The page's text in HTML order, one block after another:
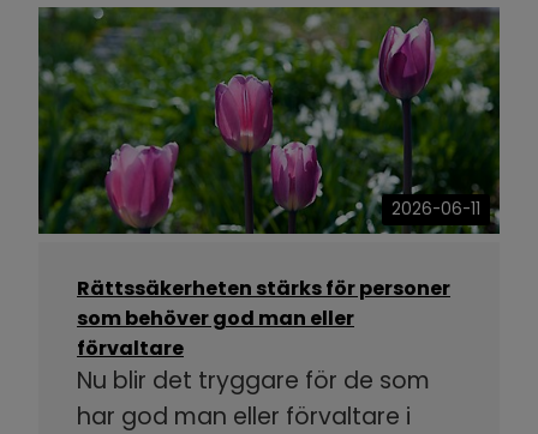
2026-06-11
Rättssäkerheten stärks för personer
som behöver god man eller
förvaltare
Nu blir det tryggare för de som
har god man eller förvaltare i